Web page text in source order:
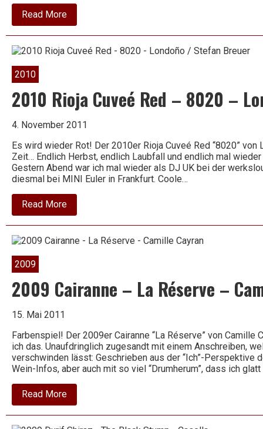
Read Moreabout
2007
Winepunk!
2010
2010 Rioja Cuveé Red – 8020 –
4. November 2011
Es wird wieder Rot! Der 2010er Rioja Cuveé Red “8020”
Zeit… Endlich Herbst, endlich Laubfall und endlich mal
Gestern Abend war ich mal wieder als DJ UK bei der
diesmal bei MINI Euler in Frankfurt. Coole…
Read Moreabout
2010
Rioja
Red
/
Stefan
2009
2009 Cairanne – La Réserve –
15. Mai 2011
Farbenspiel! Der 2009er Cairanne “La Réserve” von Camille
ich das. Unaufdringlich zugesandt mit einem Anschreiben,
verschwinden lässt: Geschrieben aus der “Ich”-Perspektive
Wein-Infos, aber auch mit so viel “Drumherum”, dass ich
Read Moreabout
2009
Cairanne